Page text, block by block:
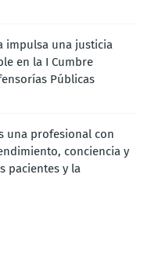
impulsa una justicia
en la I Cumbre
Públicas
una profesional con
conciencia y
pacientes y la